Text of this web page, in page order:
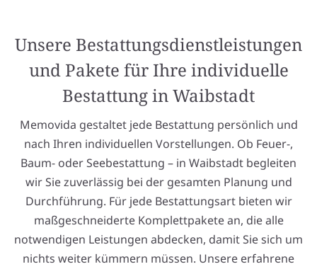
Unsere Bestattungsdienstleistungen
und Pakete für Ihre individuelle
Bestattung in Waibstadt
Memovida gestaltet jede Bestattung persönlich und
nach Ihren individuellen Vorstellungen. Ob Feuer-,
Baum- oder Seebestattung – in Waibstadt begleiten
wir Sie zuverlässig bei der gesamten Planung und
Durchführung. Für jede Bestattungsart bieten wir
maßgeschneiderte Komplettpakete an, die alle
notwendigen Leistungen abdecken, damit Sie sich um
nichts weiter kümmern müssen. Unsere erfahrene